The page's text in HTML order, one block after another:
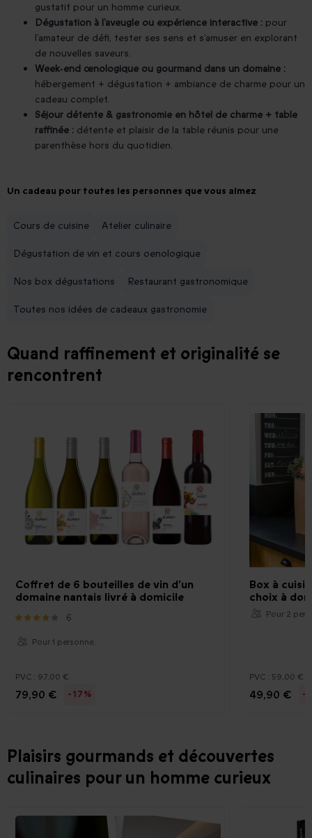
gustatif pour un homme curieux.
Dégustation à l’aveugle ou expérience interactive : pour
l’amateur de défi, tester ses sens et s’amuser en explorant
de nouvelles saveurs.
Week‑end œnologique ou gourmand dans un domaine :
hébergement + dégustation + ambiance de charme pour un
cadeau complet.
Séjour détente & gastronomie en hôtel de charme + table
raffinée : détente et plaisir de la table réunis pour une
parenthèse hors du quotidien.
Un cadeau pour toutes les personnes que vous aimez
Cours de cuisine Atelier culinaire
Dégustation de vin et cours oenologique
Nos box dégustations Restaurant gastronomique
Toutes nos idées de cadeaux gastronomie
Quand raffinement et originalité se
rencontrent
Coffret de 6 bouteilles de vin d’un
domaine nantais livré à domicile
6
Pour 1 personne.
PVC : 97,00 €
79,90 € -17%
Box à
choix à
Pour 2 pers.
PVC : 59,00 €
49,90 € -
Plaisirs gourmands et découvertes
culinaires pour un homme curieux